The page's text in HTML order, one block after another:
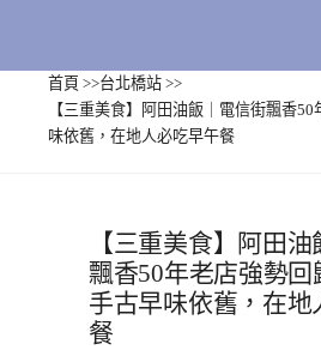
首頁 >>台北橋站 >>
【三重美食】阿田油飯｜電信街飄香
味依舊，在地人必吃早午餐
【三重美食】阿田
飄香50年老店強勢回
手古早味依舊，在地
餐